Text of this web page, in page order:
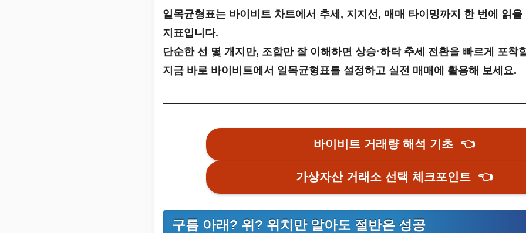
일목균형표는 바이비트 차트에서 추세, 지지선, 매매 타이밍까지 한 번에 읽
지표입니다.
단순한 선 몇 개지만, 조합만 잘 이해하면 상승·하락 추세 전환을 빠르게 포착
지금 바로 바이비트에서 일목균형표를 설정하고 실전 매매에 활용해 보세요.
바이비트 거래량 해석 기초 👈
가상자산 거래소 선택 체크포인트 👈
구름 아래? 위? 위치만 알아도 절반은 성공